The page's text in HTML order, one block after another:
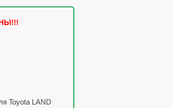
Toyota LAND